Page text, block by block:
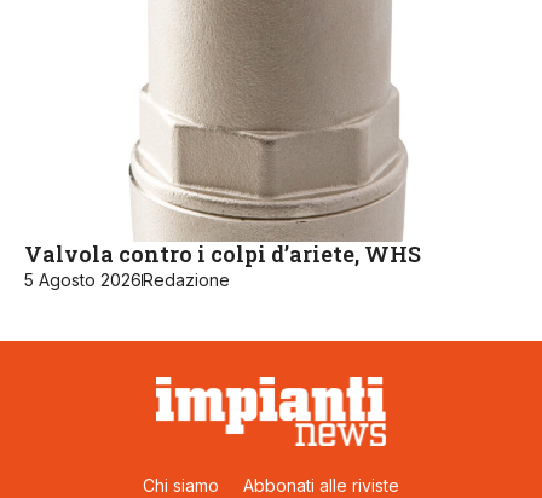
Valvola contro i colpi d’ariete, WHS
5 Agosto 2026Redazione
Chi siamo Abbonati alle riviste